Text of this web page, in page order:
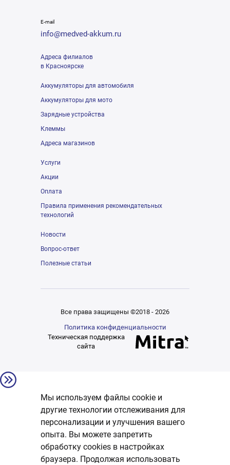
E-mail
info@medved-akkum.ru
Адреса филиалов
в Красноярске
Аккумуляторы для автомобиля
Аккумуляторы для мото
Зарядные устройства
Клеммы
Адреса магазинов
Услуги
Акции
Оплата
Правила применения рекомендательных
технологий
Новости
Вопрос-ответ
Полезные статьи
Все права защищены ©2018 - 2026
Политика конфиденциальности
Техническая поддержка
сайта
Мы используем файлы cookie и
другие технологии отслеживания для
персонализации и улучшения вашего
опыта. Вы можете запретить
обработку сookies в настройках
браузера. Продолжая использовать